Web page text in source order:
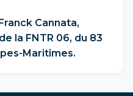
Cannata,
la FNTR 06, du 83
Maritimes.